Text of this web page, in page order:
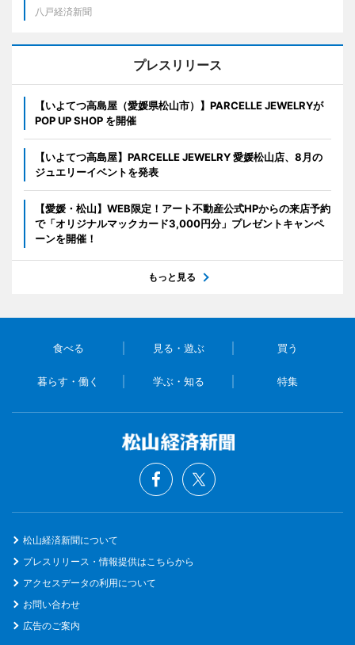
八戸経済新聞
プレスリリース
【いよてつ高島屋（愛媛県松山市）】PARCELLE JEWELRYが
POP UP SHOP を開催
【いよてつ高島屋】PARCELLE JEWELRY 愛媛松山店、8月の
ジュエリーイベントを発表
【愛媛・松山】WEB限定！アート不動産公式HPからの来店予約
で「オリジナルマックカード3,000円分」プレゼントキャンペ
ーンを開催！
もっと見る
食べる 見る・遊ぶ 買う
暮らす・働く 学ぶ・知る 特集
松山経済新聞について
プレスリリース・情報提供はこちらから
アクセスデータの利用について
お問い合わせ
広告のご案内